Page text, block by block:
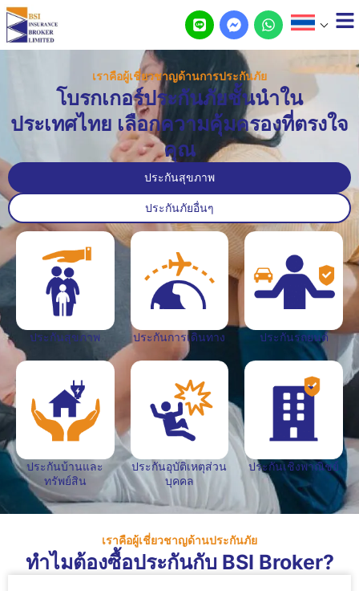
เราคือผู้เชี่ยวชาญด้านการประกันภัย
โบรกเกอร์ประกันภัยชั้นนำใน
ประเทศไทย เลือกความคุ้มครองที่ตรงใจ
คุณ
ประกันสุขภาพ
ประกันภัยอื่นๆ
ประกันสุขภาพ ประกันการเดินทาง ประกันรถยนต์
ประกันบ้านและ
ทรัพย์สิน
ประกันอุบัติเหตุส่วน
บุคคล
ประกันเชิงพาณิชย์
เราคือผู้เชี่ยวชาญด้านประกันภัย
ทำไมต้องซื้อประกันกับ BSI Broker?